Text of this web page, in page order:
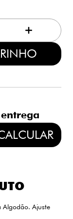
Algodão. Ajuste